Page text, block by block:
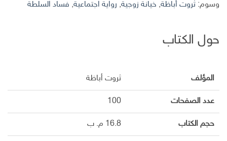
وسوم: ثروت أباظة, خيانة زوجية, رواية اجتماعية, فساد السلطة
حول الكتاب
المؤلف ثروت أباظة
عدد الصفحات 100
حجم الكتاب 16.8 م. ب